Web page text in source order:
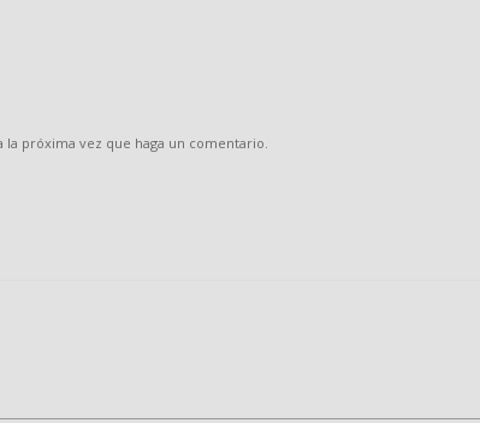
próxima vez que haga un comentario.